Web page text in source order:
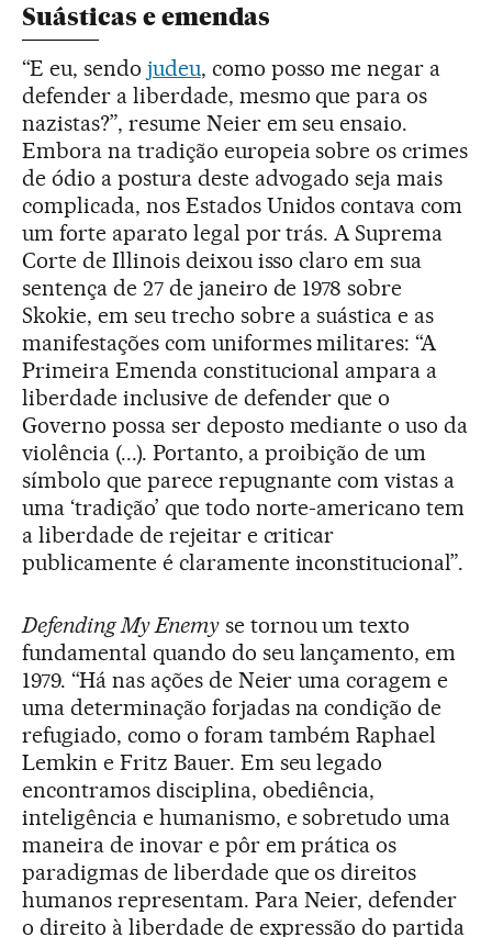
Suásticas e emendas
“E eu, sendo judeu, como posso me negar a
defender a liberdade, mesmo que para os
nazistas?”, resume Neier em seu ensaio.
Embora na tradição europeia sobre os crimes
de ódio a postura deste advogado seja mais
complicada, nos Estados Unidos contava com
um forte aparato legal por trás. A Suprema
Corte de Illinois deixou isso claro em sua
sentença de 27 de janeiro de 1978 sobre
Skokie, em seu trecho sobre a suástica e as
manifestações com uniformes militares: “A
Primeira Emenda constitucional ampara a
liberdade inclusive de defender que o
Governo possa ser deposto mediante o uso da
violência (...). Portanto, a proibição de um
símbolo que parece repugnante com vistas a
uma ‘tradição’ que todo norte-americano tem
a liberdade de rejeitar e criticar
publicamente é claramente inconstitucional”.
Defending My Enemyse tornou um texto
fundamental quando do seu lançamento, em
1979. “Há nas ações de Neier uma coragem e
uma determinação forjadas na condição de
refugiado, como o foram também Raphael
Lemkin e Fritz Bauer. Em seu legado
encontramos disciplina, obediência,
inteligência e humanismo, e sobretudo uma
maneira de inovar e pôr em prática os
paradigmas de liberdade que os direitos
humanos representam. Para Neier, defender
o direito à liberdade de expressão do partida